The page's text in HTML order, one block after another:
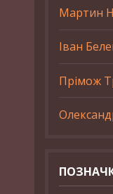
Мартин
Іван
Прімож